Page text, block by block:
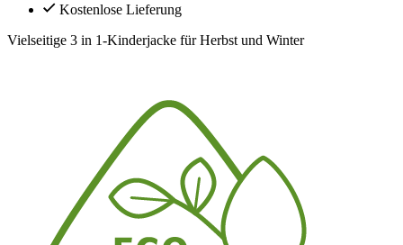
Kostenlose Lieferung
Vielseitige 3 in 1-Kinderjacke für Herbst und Winter